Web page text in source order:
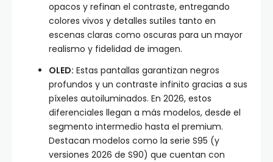
opacos y refinan el contraste, entregando
colores vivos y detalles sutiles tanto en
escenas claras como oscuras para un mayor
realismo y fidelidad de imagen.
OLED: Estas pantallas garantizan negros
profundos y un contraste infinito gracias a sus
píxeles autoiluminados. En 2026, estos
diferenciales llegan a más modelos, desde el
segmento intermedio hasta el premium.
Destacan modelos como la serie S95 (y
versiones 2026 de S90) que cuentan con